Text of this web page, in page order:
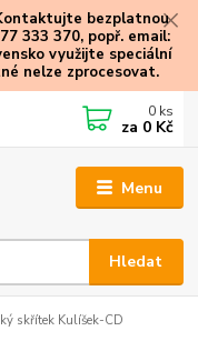
bezplatnou
333 370, popř. email:
využijte speciální
nelze zprocesovat.
Menu
Hledat
0 ks
za 0 Kč
skřítek Kulíšek-CD